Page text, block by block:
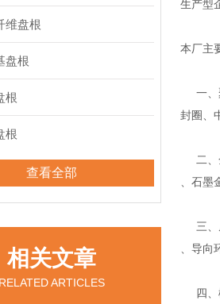
维盘根
盘根
根
根
查看全部
相关文章
RELATED ARTICLES
生产型
本厂主
一、
封圈、
二、
、石
三、
、导向
四、